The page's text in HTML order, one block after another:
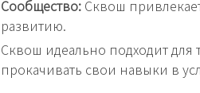
Сообщество: Сквош
развитию.
Сквош идеально подходит для
прокачивать свои навыки в